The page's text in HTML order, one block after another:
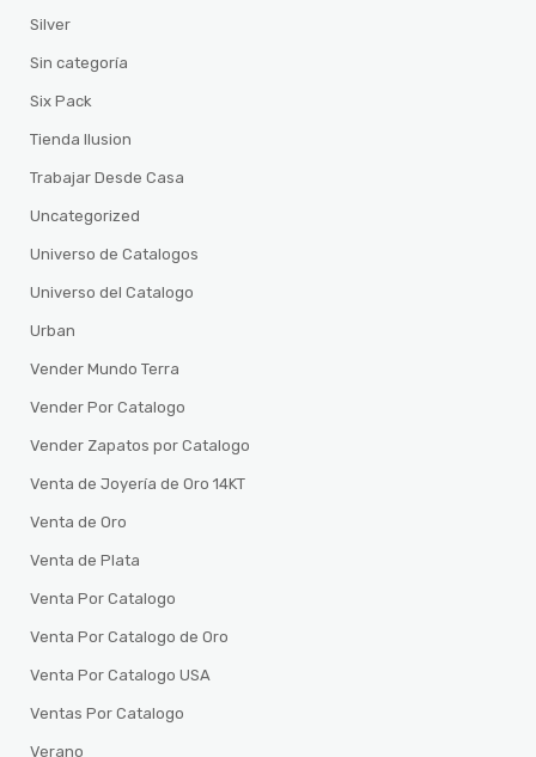
Silver
Sin categoría
Six Pack
Tienda Ilusion
Trabajar Desde Casa
Uncategorized
Universo de Catalogos
Universo del Catalogo
Urban
Vender Mundo Terra
Vender Por Catalogo
Vender Zapatos por Catalogo
Venta de Joyería de Oro 14KT
Venta de Oro
Venta de Plata
Venta Por Catalogo
Venta Por Catalogo de Oro
Venta Por Catalogo USA
Ventas Por Catalogo
Verano